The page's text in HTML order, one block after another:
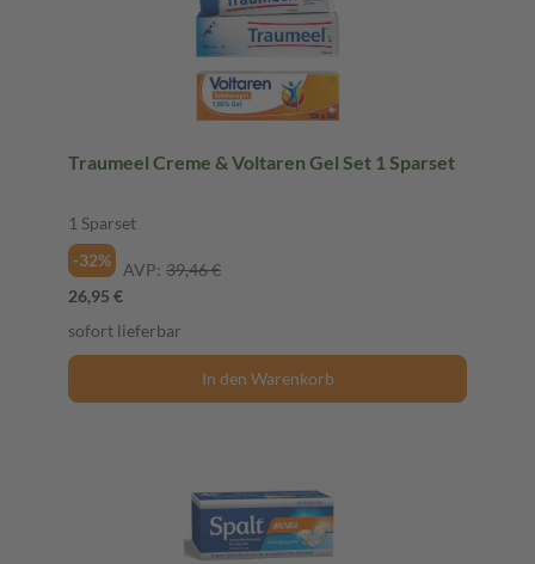
Traumeel Creme & Voltaren Gel Set 1 Sparset
1 Sparset
-32%
AVP: 39,46 €
26,95 €
sofort lieferbar
In den Warenkorb